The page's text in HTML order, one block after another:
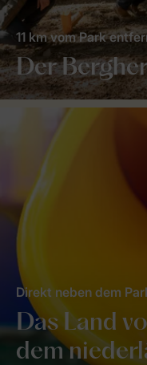
Der
11 km vom Park
Das Land
dem
Direkt neben dem